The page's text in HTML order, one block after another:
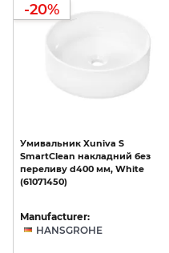
-20%
Умивальник Xuniva S
SmartClean накладний без
переливу d400 мм, White
(61071450)
Manufacturer:
HANSGROHE